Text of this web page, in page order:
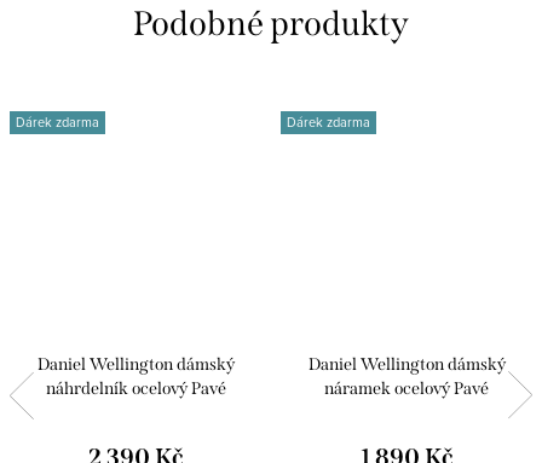
Dárek zdarma
Daniel Wellington dámský
náhrdelník ocelový Pavé
Dárek zdarma
Daniel Wellington dámský
náramek ocelový Pavé